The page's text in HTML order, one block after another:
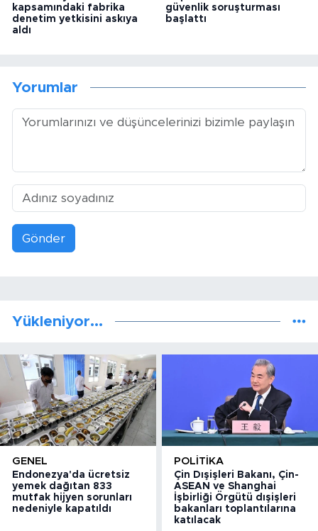
kapsamındaki fabrika
denetim yetkisini askıya
aldı
güvenlik soruşturması
başlattı
Yorumlar
Gönder
Yükleniyor...
GENEL
Endonezya'da ücretsiz
yemek dağıtan 833
mutfak hijyen sorunları
nedeniyle kapatıldı
POLITIKA
Çin Dışişleri Bakanı, Çin-
ASEAN ve Shanghai
İşbirliği Örgütü dışişleri
bakanları toplantılarına
katılacak